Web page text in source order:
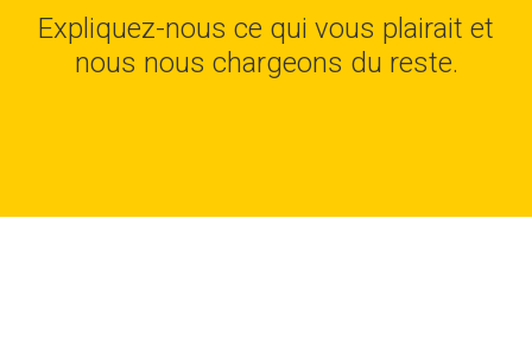
Expliquez-nous ce qui vous plairait et
nous nous chargeons du reste.